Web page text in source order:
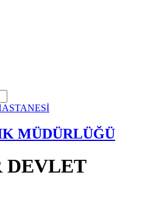
MÜDÜRLÜĞÜ
DEVLET